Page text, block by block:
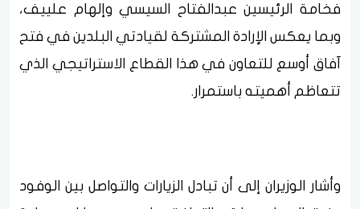
فخامة الرئيسين عبدالفتاح السيسي وإلهام علييف،
وبما يعكس الإرادة المشتركة لقيادتي البلدين في فتح
آفاق أوسع للتعاون في هذا القطاع الاستراتيجي الذي
تتعاظم أهميته باستمرار.
وأشار الوزيران إلى أن تبادل الزيارات والتواصل بين الوفود